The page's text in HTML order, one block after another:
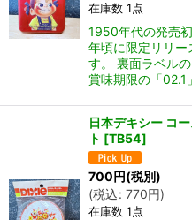
在庫数 1点
1950年代の発売
年頃に限定リリ
す。 裏面ラベル
賞味期限の「
日本デキシー コ
ト [TB54]
700円(税別)
(税込: 770円)
在庫数 1点